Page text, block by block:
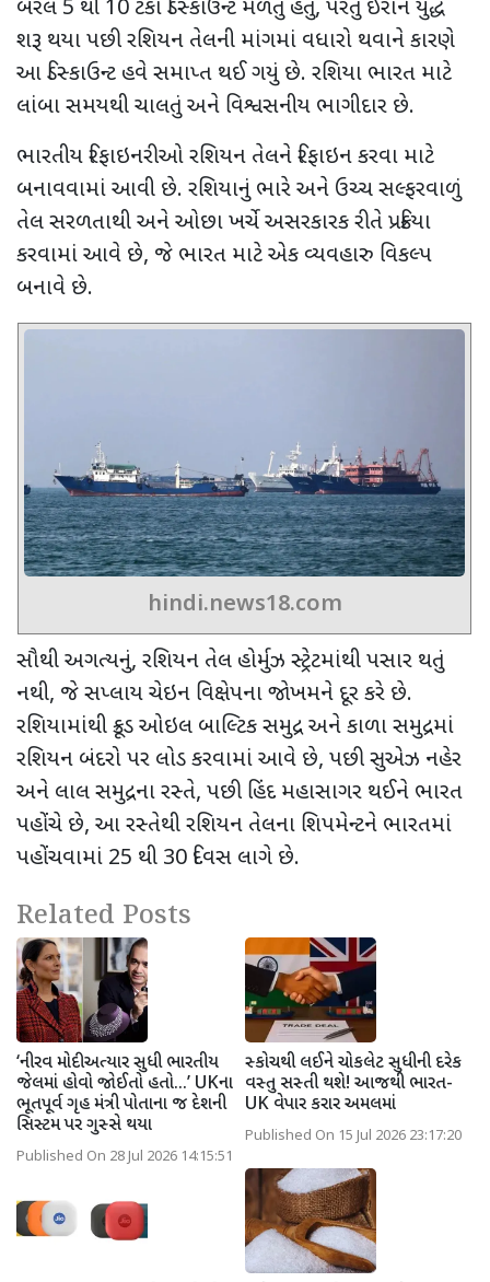
બેરલ 5 થી 10 ટકા ડિસ્કાઉન્ટ મળતું હતું, પરંતુ ઈરાન યુદ્ધ
શરૂ થયા પછી રશિયન તેલની માંગમાં વધારો થવાને કારણે
આ ડિસ્કાઉન્ટ હવે સમાપ્ત થઈ ગયું છે. રશિયા ભારત માટે
લાંબા સમયથી ચાલતું અને વિશ્વસનીય ભાગીદાર છે.
ભારતીય રિફાઇનરીઓ રશિયન તેલને રિફાઇન કરવા માટે
બનાવવામાં આવી છે. રશિયાનું ભારે અને ઉચ્ચ સલ્ફરવાળું
તેલ સરળતાથી અને ઓછા ખર્ચે અસરકારક રીતે પ્રક્રિયા
કરવામાં આવે છે, જે ભારત માટે એક વ્યવહારુ વિકલ્પ
બનાવે છે.
hindi.news18.com
સૌથી અગત્યનું, રશિયન તેલ હોર્મુઝ સ્ટ્રેટમાંથી પસાર થતું
નથી, જે સપ્લાય ચેઇન વિક્ષેપના જોખમને દૂર કરે છે.
રશિયામાંથી ક્રૂડ ઓઇલ બાલ્ટિક સમુદ્ર અને કાળા સમુદ્રમાં
રશિયન બંદરો પર લોડ કરવામાં આવે છે, પછી સુએઝ નહેર
અને લાલ સમુદ્રના રસ્તે, પછી હિંદ મહાસાગર થઈને ભારત
પહોંચે છે, આ રસ્તેથી રશિયન તેલના શિપમેન્ટને ભારતમાં
પહોંચવામાં 25 થી 30 દિવસ લાગે છે.
Related Posts
‘નીરવ મોદી અત્યાર સુધી ભારતીય
જેલમાં હોવો જોઈતો હતો...’ UKના
ભૂતપૂર્વ ગૃહ મંત્રી પોતાના જ દેશની
સિસ્ટમ પર ગુસ્સે થયા
Published On 28 Jul 2026 14:15:51
સ્કોચથી લઈને ચોકલેટ સુધીની દરેક
વસ્તુ સસ્તી થશે! આજથી ભારત-
UK વેપાર કરાર અમલમાં
Published On 15 Jul 2026 23:17:20